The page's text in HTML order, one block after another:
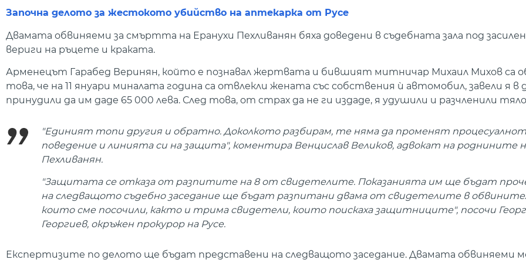
Започна делото за жестокото убийство на аптекарка от Русе
Двамата обвиняеми за смъртта на Еранухи Пехливанян бяха доведени в съдебната зала под
вериги на ръцете и краката.
Арменецът Гарабед Веринян, който е познавал жертвата и бившият митничар Михаил Михов са
това, че на 11 януари миналата година са отвлекли жената със собствения ѝ автомобил, завели я в
принудили да им даде 65 000 лева. След това, от страх да не ги издаде, я удушили и разчленили
"Единият топи другия и обратно. Доколкото разбирам, те няма да променят
поведение и линията си на защита", коментира Венцислав Великов, адвокат на роднините
Пехливанян.
"Защитата се отказа от разпитите на 8 от свидетелите. Показанията им ще бъдат
на следващото съдебно заседание ще бъдат разпитани двама от свидетелите в
които сме посочили, както и трима свидетели, които поискаха защитниците", посочи
Георгиев, окръжен прокурор на Русе.
Експертизите по делото ще бъдат представени на следващото заседание. Двамата обвиняеми